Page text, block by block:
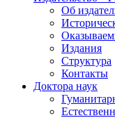
Об
Издания
Структура
Контакты
Доктора наук